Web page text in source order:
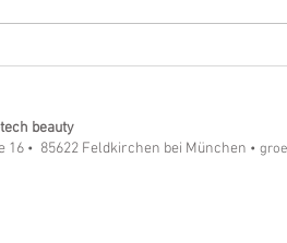
beauty
16 • 85622 Feldkirchen bei München •